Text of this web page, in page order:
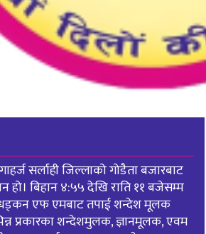
सर्लाही जिल्लाको गोडैता बजारबाट
हो। बिहान ४:५५ देखि राति ११ बजेसम्म
एफ एमबाट तपाई शन्देश मूलक
प्रकारका शन्देशमुलक, ज्ञानमूलक, एवम